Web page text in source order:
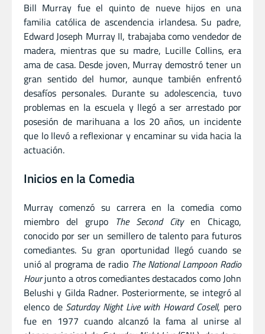
Bill Murray fue el quinto de nueve hijos en una
familia católica de ascendencia irlandesa. Su padre,
Edward Joseph Murray II, trabajaba como vendedor de
madera, mientras que su madre, Lucille Collins, era
ama de casa. Desde joven, Murray demostró tener un
gran sentido del humor, aunque también enfrentó
desafíos personales. Durante su adolescencia, tuvo
problemas en la escuela y llegó a ser arrestado por
posesión de marihuana a los 20 años, un incidente
que lo llevó a reflexionar y encaminar su vida hacia la
actuación.
Inicios en la Comedia
Murray comenzó su carrera en la comedia como
miembro del grupo The Second Cityen Chicago,
conocido por ser un semillero de talento para futuros
comediantes. Su gran oportunidad llegó cuando se
unió al programa de radio The National Lampoon Radio
Hourjunto a otros comediantes destacados como John
Belushi y Gilda Radner. Posteriormente, se integró al
elenco de Saturday Night Live with Howard Cosell, pero
fue en 1977 cuando alcanzó la fama al unirse al